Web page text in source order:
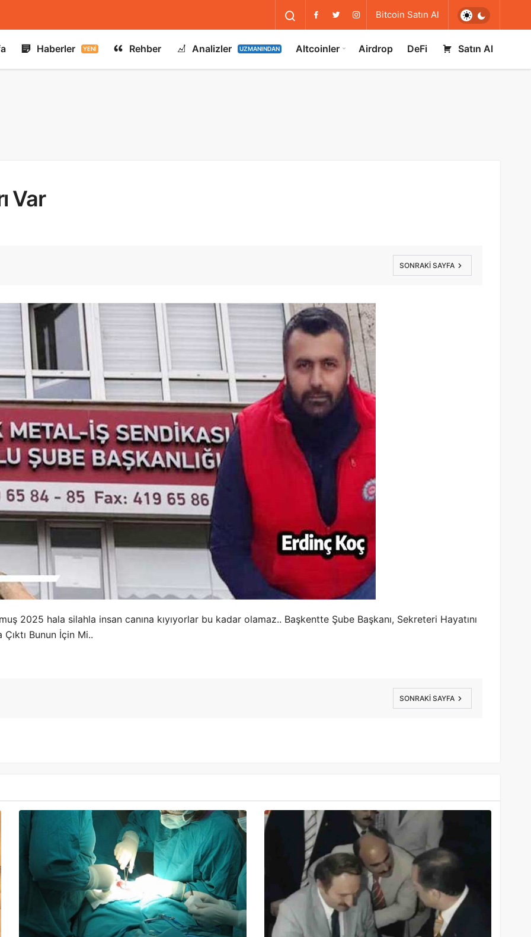
Bitcoin Satın Al
Haberler YENI Rehber Analizler UZMANINDAN Altcoinler Airdrop DeFi Satın Al
Var
SONRAKI SAYFA
2025 hala silahla insan canına kıyıyorlar bu kadar olamaz.. Başkentte Şube Başkanı, Sekreteri Hayatını
Bunun İçin Mi..
SONRAKI SAYFA